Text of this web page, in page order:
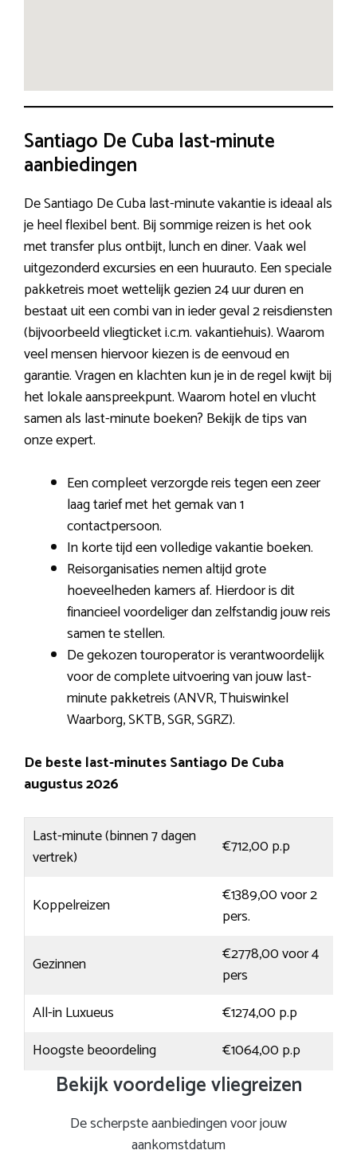
Santiago De Cuba last-minute
aanbiedingen
De Santiago De Cuba last-minute vakantie is ideaal als
je heel flexibel bent. Bij sommige reizen is het ook
met transfer plus ontbijt, lunch en diner. Vaak wel
uitgezonderd excursies en een huurauto. Een speciale
pakketreis moet wettelijk gezien 24 uur duren en
bestaat uit een combi van in ieder geval 2 reisdiensten
(bijvoorbeeld vliegticket i.c.m. vakantiehuis). Waarom
veel mensen hiervoor kiezen is de eenvoud en
garantie. Vragen en klachten kun je in de regel kwijt bij
het lokale aanspreekpunt. Waarom hotel en vlucht
samen als last-minute boeken? Bekijk de tips van
onze expert.
Een compleet verzorgde reis tegen een zeer
laag tarief met het gemak van 1
contactpersoon.
In korte tijd een volledige vakantie boeken.
Reisorganisaties nemen altijd grote
hoeveelheden kamers af. Hierdoor is dit
financieel voordeliger dan zelfstandig jouw reis
samen te stellen.
De gekozen touroperator is verantwoordelijk
voor de complete uitvoering van jouw last-
minute pakketreis (ANVR, Thuiswinkel
Waarborg, SKTB, SGR, SGRZ).
De beste last-minutes Santiago De Cuba
augustus 2026
Last-minute (binnen 7 dagen
vertrek)
€712,00 p.p
Koppelreizen
€1389,00 voor 2
pers.
Gezinnen
€2778,00 voor 4
pers
All-in Luxueus
€1274,00 p.p
Hoogste beoordeling
€1064,00 p.p
Bekijk voordelige vliegreizen
De scherpste aanbiedingen voor jouw
aankomstdatum